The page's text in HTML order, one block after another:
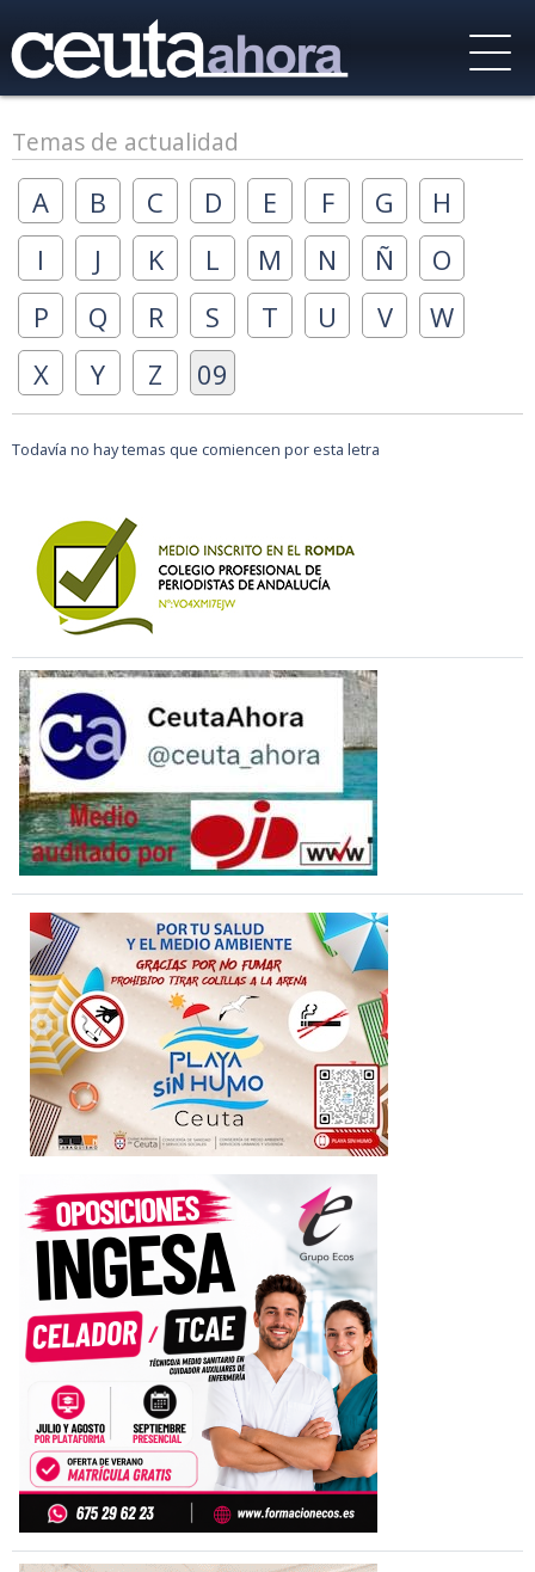
Temas de actualidad
A B C D E F G
H
I
J K L M N Ñ
O
P
Q R S T U V
W
X
Y Z 09
Todavía no hay temas que comiencen por esta letra